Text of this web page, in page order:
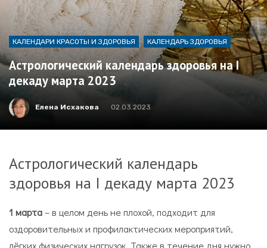
КАЛЕНДАРИ КРАСОТЫ И ЗДОРОВЬЯ КАЛЕНДАРЬ ЗДОРОВЬЯ
Астрологический календарь здоровья на I
декаду марта 2023
Елена Исхакова 02.03.2023
Астрологический календарь
здоровья на I декаду марта 2023
1 марта – в целом день не плохой, подходит для
оздоровительных и профилактических мероприятий,
лёгких физических нагрузок. Также в течение дня нужно